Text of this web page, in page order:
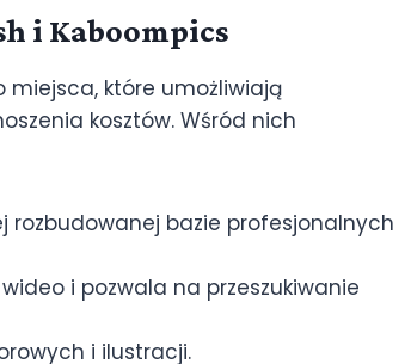
i Kaboompics
miejsca, które umożliwiają
kosztów. Wśród nich
rozbudowanej bazie profesjonalnych
i pozwala na przeszukiwanie
i ilustracji.